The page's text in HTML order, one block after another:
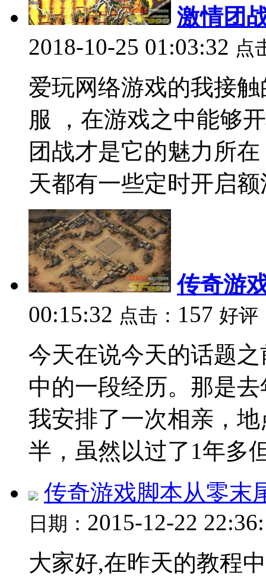
激情团
2018-10-25 01:03:32 点
爱玩网络游戏的我接
服 ，在游戏之中能够
团战才是它的魅力所
天都有一些定时开启额
传奇游
00:15:32 点击： 157 好评
今天在说今天的话题
中的一段经历。那是
我安排了一次相亲，
半，虽然以过了1年多
传奇游戏脚本从零末
日期： 2015-12-22
大家好,在昨天的教程